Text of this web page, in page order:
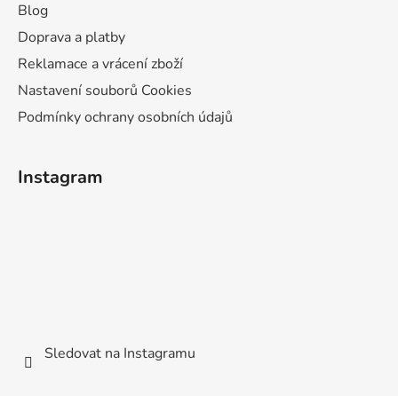
Blog
Doprava a platby
Reklamace a vrácení zboží
Nastavení souborů Cookies
Podmínky ochrany osobních údajů
Instagram
Sledovat na Instagramu